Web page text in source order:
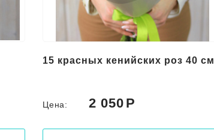
15 красных кенийских роз 40 см
Цена: 2 050